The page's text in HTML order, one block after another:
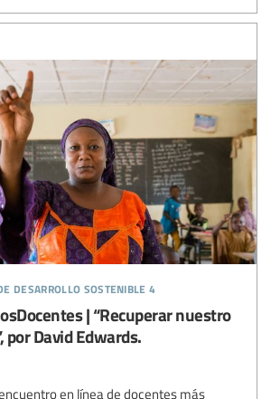
desarrollo sostenible 4
| “Recuperar nuestro
por David Edwards.
en línea de docentes más